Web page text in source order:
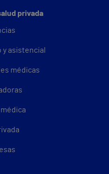
privada
y asistencial
médicas